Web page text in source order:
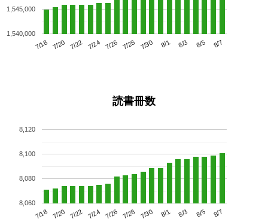
7/18 7/20 7/22 7/24 7/26 7/28 7/30 8/1 8/3 8/5 8/7
1,540,000
1,545,000
読書冊数
7/18 7/20 7/22 7/24 7/26 7/28 7/30 8/1 8/3 8/5 8/7
8,060
8,080
8,100
8,120